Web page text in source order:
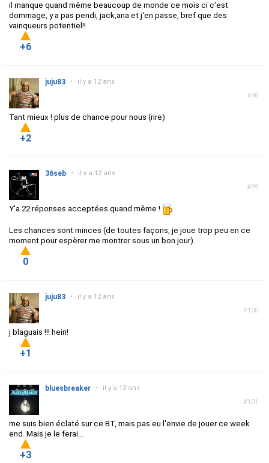
il manque quand même beaucoup de monde ce mois ci c'est
dommage, y a pas pendi, jack,ana et j'en passe, bref que des
vainqueurs potentiel!!
+6
#98
juju83 • il y a 12 ans
Tant mieux ! plus de chance pour nous (rire)
+2
#99
36seb • il y a 12 ans
Y'a 22 réponses acceptées quand même !
Les chances sont minces (de toutes façons, je joue trop peu en ce
moment pour espèrer me montrer sous un bon jour).
0
#100
juju83 • il y a 12 ans
j blaguais !!! hein!
+1
#101
bluesbreaker • il y a 12 ans
me suis bien éclaté sur ce BT, mais pas eu l'envie de jouer ce week
end. Mais je le ferai...
+3